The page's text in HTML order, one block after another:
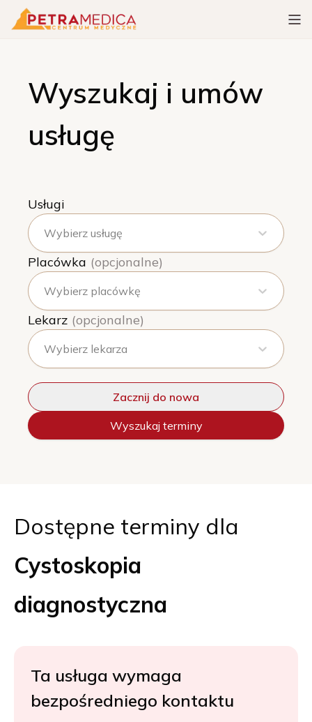
Wyszukaj i umów
usługę
Usługi
Wybierz usługę
Placówka (opcjonalne)
Wybierz placówkę
Lekarz (opcjonalne)
Wybierz lekarza
Zacznij do nowa
Wyszukaj terminy
Dostępne terminy dla
Cystoskopia
diagnostyczna
Ta usługa wymaga
bezpośredniego kontaktu